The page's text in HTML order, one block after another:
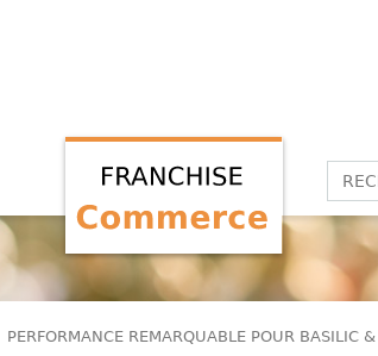
PERFORMANCE REMARQUABLE POUR BASILIC